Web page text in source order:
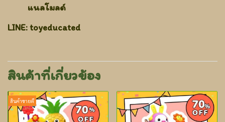
แนลโมลด์
LINE: toyeducated
สินค้าที่เกี่ยวข้อง
สินค้าขายดี